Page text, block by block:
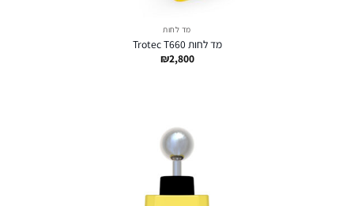
מד לחות
מד לחות Trotec T660
₪2,800